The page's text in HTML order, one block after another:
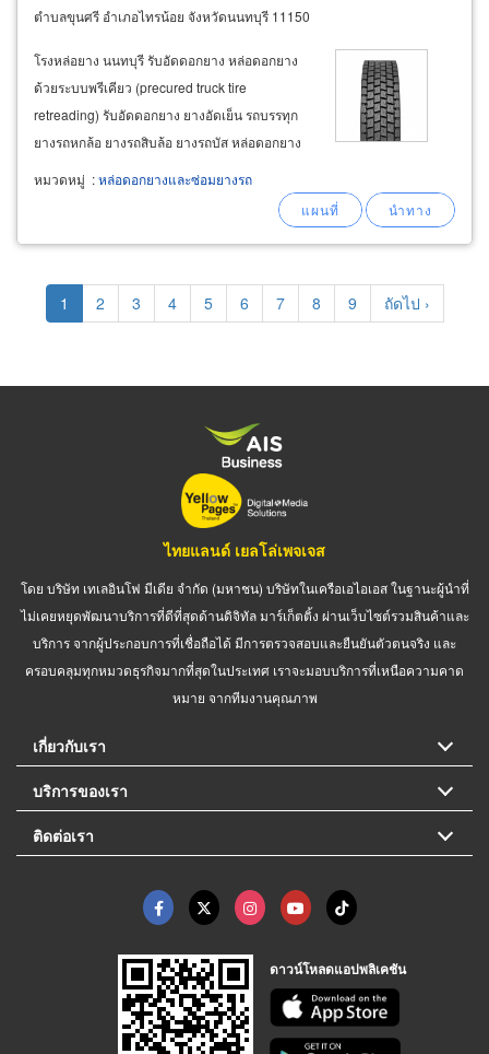
ตำบลขุนศรี อำเภอไทรน้อย จังหวัดนนทบุรี 11150
โรงหล่อยาง นนทบุรี รับอัดดอกยาง หล่อดอกยาง
ด้วยระบบพรีเคียว (precured truck tire
retreading) รับอัดดอกยาง ยางอัดเย็น รถบรรทุก
ยางรถหกล้อ ยางรถสิบล้อ ยางรถบัส หล่อดอกยาง
รถไถ หล่อดอกยางขนาด 16.00 r25 ถึงหล่อดอก
ยางขนาด 36.00 r51 รับอัดดอกยางรถบรรทุก
หมวดหมู่ :หล่อดอกยางและซ่อมยางรถ
Pagination
Current
page
1 Page
2 Page
3 Page
4 Page
5 Page
6 Page
7 Page
8 Page
9
Next
page
ถัดไป ›
ไทยแลนด์ เยลโล่เพจเจส
โดย บริษัท เทเลอินโฟ มีเดีย จำกัด (มหาชน) บริษัทในเครือเอไอเอส ในฐานะผู้นำที่
ไม่เคยหยุดพัฒนาบริการที่ดีที่สุดด้านดิจิทัล มาร์เก็ตติ้ง ผ่านเว็บไซต์รวมสินค้าและ
บริการ จากผู้ประกอบการที่เชื่อถือได้ มีการตรวจสอบและยืนยันตัวตนจริง และ
ครอบคลุมทุกหมวดธุรกิจมากที่สุดในประเทศ เราจะมอบบริการที่เหนือความคาด
หมาย จากทีมงานคุณภาพ
เกี่ยวกับเรา
บริการของเรา
ติดต่อเรา
ดาวน์โหลดแอปพลิเคชัน